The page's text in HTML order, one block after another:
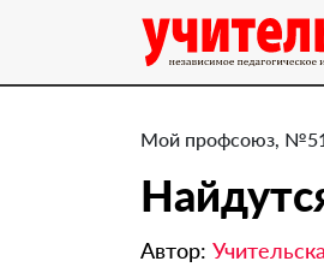
Мой профсоюз, №51
Автор: